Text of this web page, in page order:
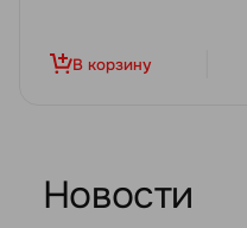
В корзину
Новости